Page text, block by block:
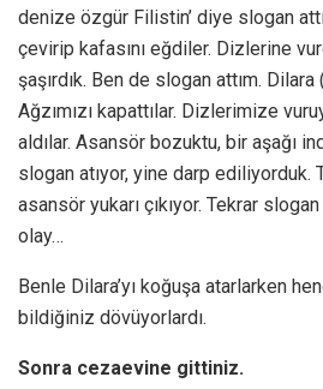
denize özgür Filistin’ diye slogan
çevirip kafasını eğdiler. Dizlerine
şaşırdık. Ben de slogan attım.
Ağzımızı kapattılar. Dizlerimize
aldılar. Asansör bozuktu, bir aşağı
slogan atıyor, yine darp ediliyorduk.
asansör yukarı çıkıyor. Tekrar
olay…
Benle Dilara’yı koğuşa atarlarken
bildiğiniz dövüyorlardı.
Sonra cezaevine gittiniz.